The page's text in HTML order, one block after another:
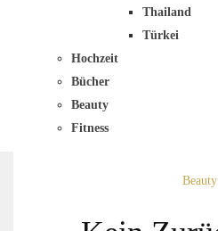
Thailand
Türkei
Hochzeit
Bücher
Beauty
Fitness
Beauty